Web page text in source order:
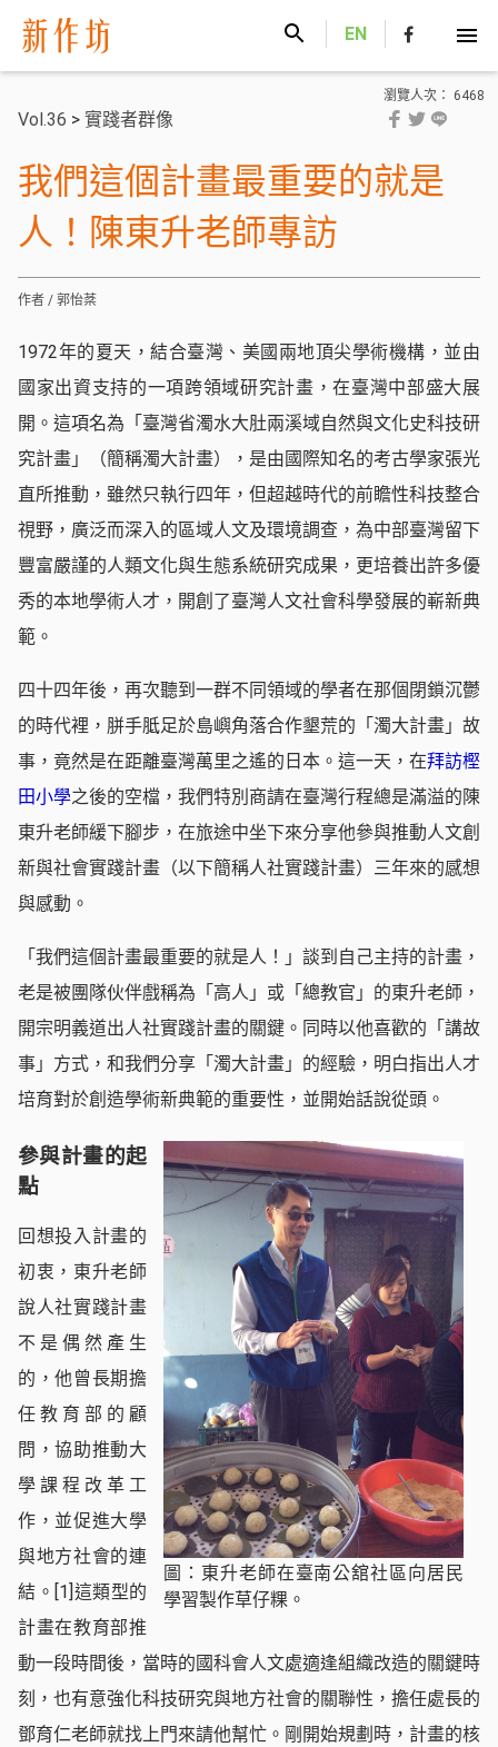
EN
瀏覽人次： 6468
Vol.36 > 實踐者群像
我們這個計畫最重要的就是
人！陳東升老師專訪
作者 / 郭怡棻
1972年的夏天，結合臺灣、美國兩地頂尖學術機構，並由
國家出資支持的一項跨領域研究計畫，在臺灣中部盛大展
開。這項名為「臺灣省濁水大肚兩溪域自然與文化史科技研
究計畫」（簡稱濁大計畫），是由國際知名的考古學家張光
直所推動，雖然只執行四年，但超越時代的前瞻性科技整合
視野，廣泛而深入的區域人文及環境調查，為中部臺灣留下
豐富嚴謹的人類文化與生態系統研究成果，更培養出許多優
秀的本地學術人才，開創了臺灣人文社會科學發展的嶄新典
範。
四十四年後，再次聽到一群不同領域的學者在那個閉鎖沉鬱
的時代裡，胼手胝足於島嶼角落合作墾荒的「濁大計畫」故
事，竟然是在距離臺灣萬里之遙的日本。這一天，在拜訪樫
田小學之後的空檔，我們特別商請在臺灣行程總是滿溢的陳
東升老師緩下腳步，在旅途中坐下來分享他參與推動人文創
新與社會實踐計畫（以下簡稱人社實踐計畫）三年來的感想
與感動。
「我們這個計畫最重要的就是人！」談到自己主持的計畫，
老是被團隊伙伴戲稱為「高人」或「總教官」的東升老師，
開宗明義道出人社實踐計畫的關鍵。同時以他喜歡的「講故
事」方式，和我們分享「濁大計畫」的經驗，明白指出人才
培育對於創造學術新典範的重要性，並開始話說從頭。
圖：東升老師在臺南公舘社區向居民
學習製作草仔粿。
參與計畫的起
點
回想投入計畫的
初衷，東升老師
說人社實踐計畫
不是偶然產生
的，他曾長期擔
任教育部的顧
問，協助推動大
學課程改革工
作，並促進大學
與地方社會的連
結。 [1] 這類型的
計畫在教育部推
動一段時間後，當時的國科會人文處適逢組織改造的關鍵時
刻，也有意強化科技研究與地方社會的關聯性，擔任處長的
鄧育仁老師就找上門來請他幫忙。剛開始規劃時，計畫的核